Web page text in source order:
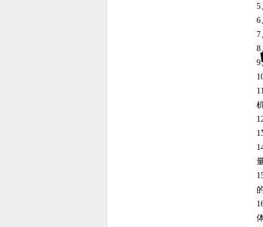
5
6
7
8
9